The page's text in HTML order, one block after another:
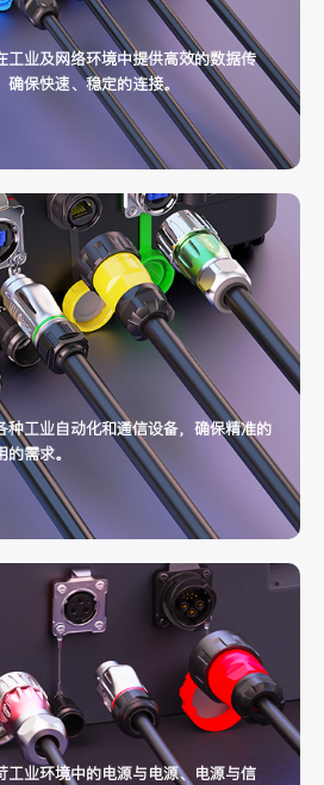
工业及网络环境中提供高效的数据传
保快速、稳定的连接。
种工业自动化和通信设备，确保精准的
需求。
工业环境中的电源与电源、电源与信